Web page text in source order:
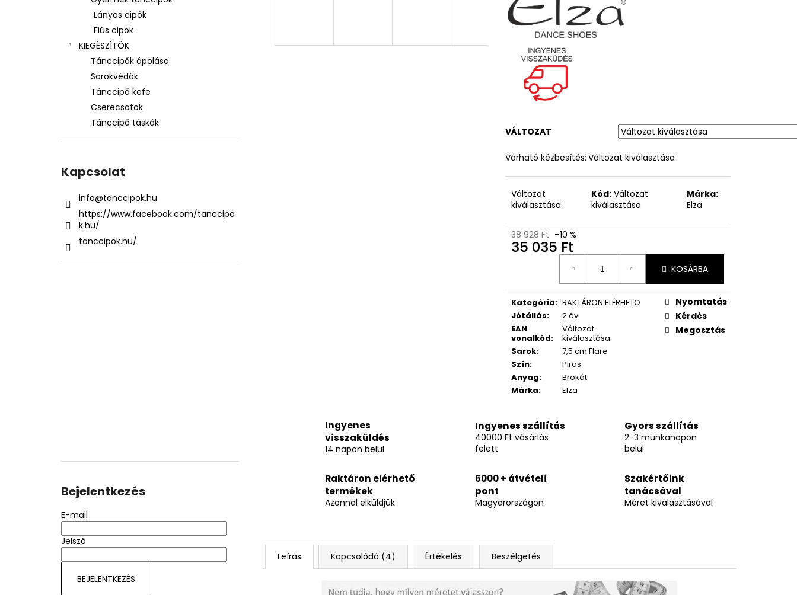
Lányos cipők
Fiús cipők
KIEGÉSZÍTÖK
Tánccipők ápolása
Sarokvédők
Tánccipő kefe
Cserecsatok
Tánccipő táskák
Kapcsolat
info@tanccipok.hu
https://www.facebook.com/tanccipo
k.hu/
tanccipok.hu/
Bejelentkezés
E-mail
Jelszó
BEJELENTKEZÉS
VÁLTOZAT
Várható kézbesítés: Változat kiválasztása
Változat
kiválasztása
Kód: Változat
kiválasztása
Márka:
Elza
38 928 Ft –10 %
35 035 Ft
KOSÁRBA
Kategória: RAKTÁRON ELÉRHETÖ
Jótállás:
2 év
EAN
vonalkód:
Változat
kiválasztása
Sarok:
7,5 cm Flare
Szín:
Piros
Anyag:
Brokát
Márka: Elza
Nyomtatás
Kérdés
Megosztás
Ingyenes
visszaküldés
14 napon belül
Ingyenes szállítás
40000 Ft vásárlás
felett
Gyors szállítás
2-3 munkanapon
belül
Raktáron elérhető
termékek
Azonnal elküldjük
6000 + átvételi
pont
Magyarországon
Szakértőink
tanácsával
Méret kiválasztásával
Leírás Kapcsolódó (4) Értékelés Beszélgetés